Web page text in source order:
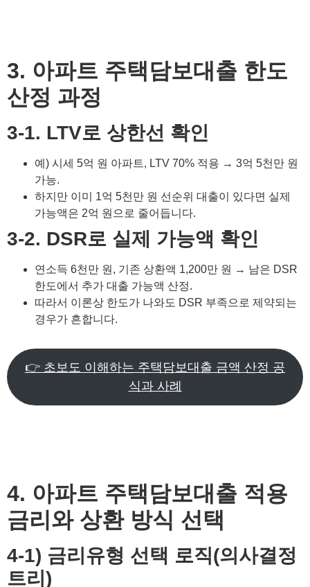
3. 아파트 주택담보대출 한도
산정 과정
3-1. LTV로 상한선 확인
예) 시세 5억 원 아파트, LTV 70% 적용 → 3억 5천만 원
가능.
하지만 이미 1억 5천만 원 선순위 대출이 있다면 실제
가능액은 2억 원으로 줄어듭니다.
3-2. DSR로 실제 가능액 확인
연소득 6천만 원, 기존 상환액 1,200만 원 → 남은 DSR
한도에서 추가 대출 가능액 산정.
따라서 이론상 한도가 나와도 DSR 부족으로 제약되는
경우가 흔합니다.
👉 초보도 이해하는 주택담보대출 금액 산정 공
식과 사례
4. 아파트 주택담보대출 적용
금리와 상환 방식 선택
4-1) 금리유형 선택 로직(의사결정
트리)